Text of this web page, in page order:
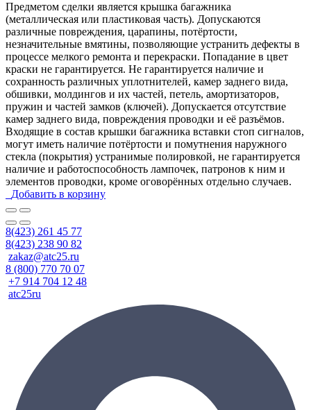
Предметом сделки является крышка багажника
(металлическая или пластиковая часть). Допускаются
различные повреждения, царапины, потёртости,
незначительные вмятины, позволяющие устранить дефекты в
процессе мелкого ремонта и перекраски. Попадание в цвет
краски не гарантируется. Не гарантируется наличие и
сохранность различных уплотнителей, камер заднего вида,
обшивки, молдингов и их частей, петель, амортизаторов,
пружин и частей замков (ключей). Допускается отсутствие
камер заднего вида, повреждения проводки и её разъёмов.
Входящие в состав крышки багажника вставки стоп сигналов,
могут иметь наличие потёртости и помутнения наружного
стекла (покрытия) устранимые полировкой, не гарантируется
наличие и работоспособность лампочек, патронов к ним и
элементов проводки, кроме оговорённых отдельно случаев.
Добавить в корзину
8(423) 261 45 77
8(423) 238 90 82
zakaz@atc25.ru
8 (800) 770 70 07
+7 914 704 12 48
atc25ru